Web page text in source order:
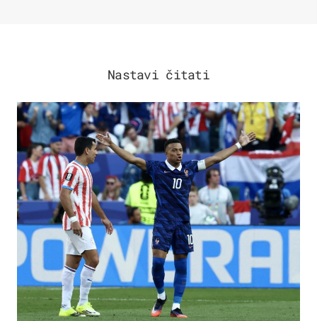
Nastavi čitati
SVJETSKO PRVENSTVO 2026